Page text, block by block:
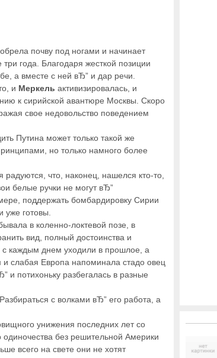
почву под ногами и начинает
года. Благодаря жесткой позиции
а вместе с ней вЂ” и дар речи.
и Меркель активизировалась, и
к сирийской авантюре Москвы. Скоро
свое недовольство поведением
Путина может только такой же
но только намного более
что, наконец, нашелся кто-то,
белые ручки не могут вЂ”
поддержать бомбардировку Сирии
готовы.
в коленно-локтевой позе, в
вид, полный достоинства и
каждым днем уходили в прошлое, а
слабая Европа напоминала стадо овец
и потихоньку разбегалась в разные
с волками вЂ” его работа, а
унижения последних лет со
без решительной Америки
всего на свете они не хотят